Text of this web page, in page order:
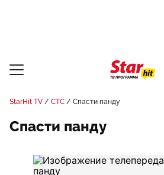
StarHit TV СТС Спасти панду
Спасти панду